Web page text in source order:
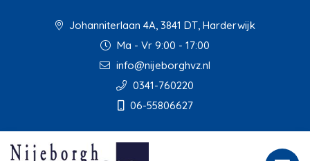
Johanniterlaan 4A, 3841 DT, Harderwijk
Ma - Vr 9:00 - 17:00
info@nijeborghvz.nl
0341-760220
06-55806627